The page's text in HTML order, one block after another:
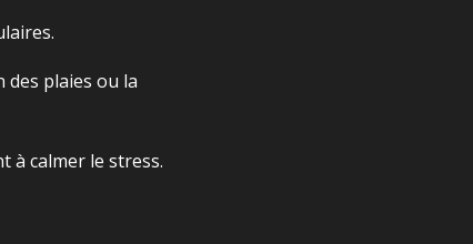
plaies ou la
à calmer le stress.